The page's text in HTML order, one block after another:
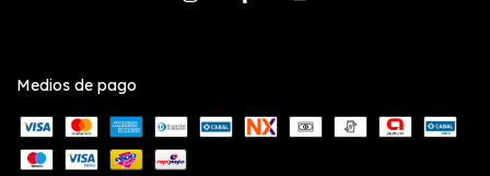
Medios de pago